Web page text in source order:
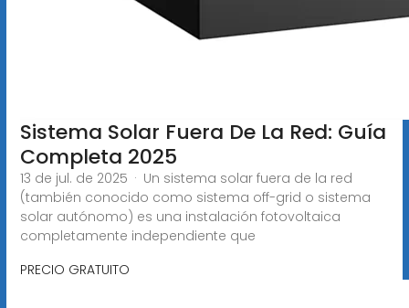
Sistema Solar Fuera De La Red: Guía
Completa 2025
13 de jul. de 2025 · Un sistema solar fuera de la red
(también conocido como sistema off-grid o sistema
solar autónomo) es una instalación fotovoltaica
completamente independiente que
PRECIO GRATUITO